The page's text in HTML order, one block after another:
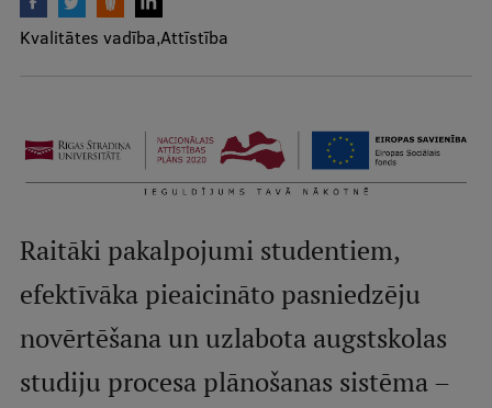
Kontakti
Mobile
galvenā
izvēlne
Studiju iespējas
Pamatstudiju programmas
Maģistra studiju programmas
Doktorantūra
Rezidentūra
Kvalitātes vadība Attīstība
Raitāki pakalpojumi studentiem,
efektīvāka pieaicināto pasniedzēju
novērtēšana un uzlabota augstskolas
studiju procesa plānošanas sistēma –